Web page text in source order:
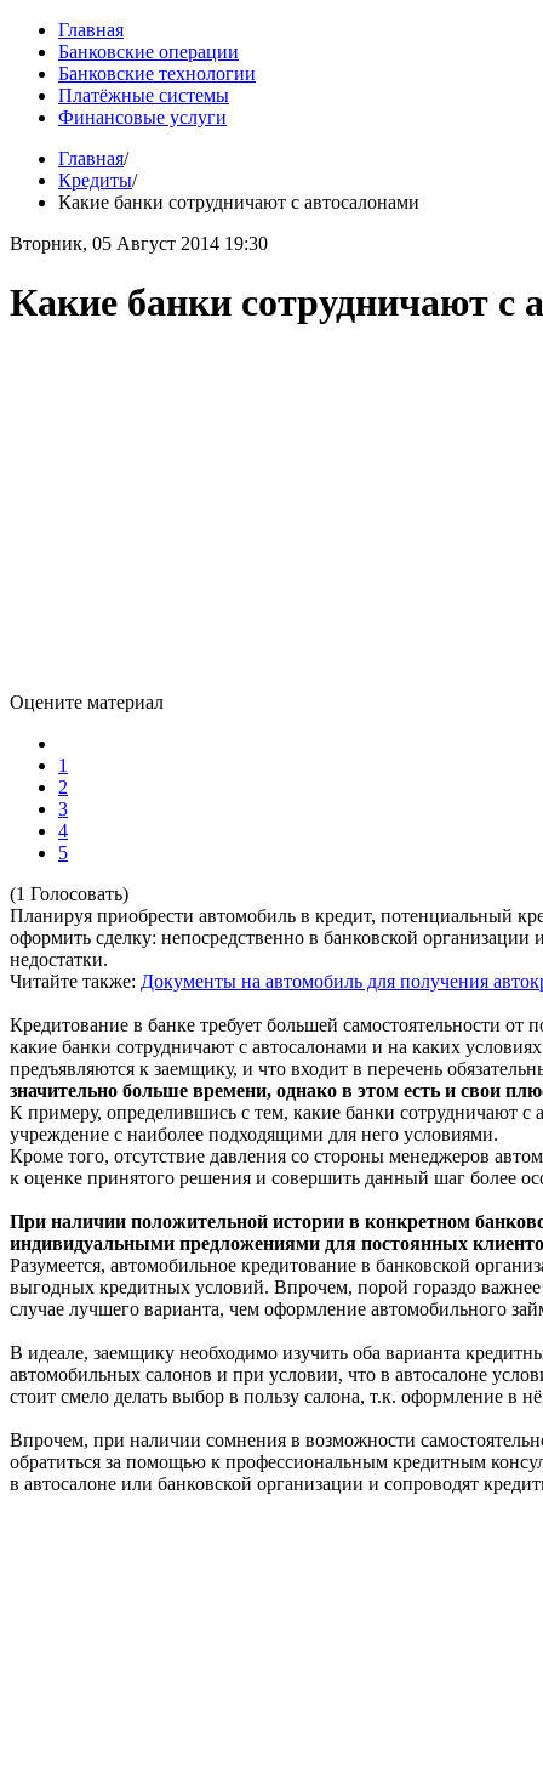
Главная
Банковские операции
Банковские технологии
Платёжные системы
Финансовые услуги
Главная/
Кредиты/
Какие банки сотрудничают с автосалонами
Вторник, 05 Август 2014 19:30
Какие банки сотрудничают с
Оцените материал
1
2
3
4
5
(1 Голосовать)
Планируя приобрести автомобиль в кредит, потенциальный
оформить сделку: непосредственно в банковской
недостатки.
Читайте также: Документы на автомобиль для получения
Кредитование в банке требует большей самостоятельности
какие банки сотрудничают с автосалонами и на каких
предъявляются к заемщику, и что входит в перечень
значительно больше времени, однако в этом есть и свои
К примеру, определившись с тем, какие банки сотрудничают с
учреждение с наиболее подходящими для него условиями.
Кроме того, отсутствие давления со стороны менеджеров
к оценке принятого решения и совершить данный шаг более
При наличии положительной истории в конкретном
индивидуальными предложениями для постоянных
Разумеется, автомобильное кредитование в банковской
выгодных кредитных условий. Впрочем, порой гораздо
случае лучшего варианта, чем оформление автомобильного
В идеале, заемщику необходимо изучить оба варианта
автомобильных салонов и при условии, что в автосалоне
стоит смело делать выбор в пользу салона, т.к. оформление в
Впрочем, при наличии сомнения в возможности
обратиться за помощью к профессиональным кредитным
в автосалоне или банковской организации и сопроводят